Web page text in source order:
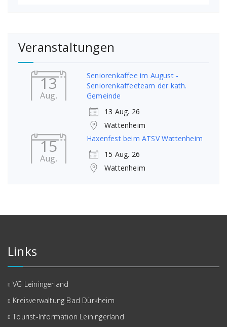
Veranstaltungen
13
Aug.
Seniorenkaffee im August -
Seniorenkaffeeteam der kath.
Gemeinde
13 Aug. 26
Wattenheim
15
Aug.
Haxenfest beim ATSV Wattenheim
15 Aug. 26
Wattenheim
Links
VG Leiningerland
Kreisverwaltung Bad Dürkheim
Tourist-Information Leiningerland